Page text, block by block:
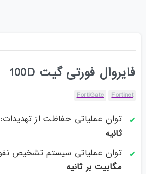
فایروال فورتی گیت 100D
Fortinet
FortiGate
توان عملیاتی حفاظت از تهدیدات:
ثانیه
توان عملیاتی سیستم تشخیص
مگابیت بر ثانیه